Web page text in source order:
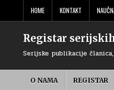
content
HOME KONTAKT
Registar
Serijske publikacije
O NAMA REGISTAR